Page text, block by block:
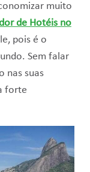
muito
de Hotéis no
pois é o
Sem falar
nas suas
forte